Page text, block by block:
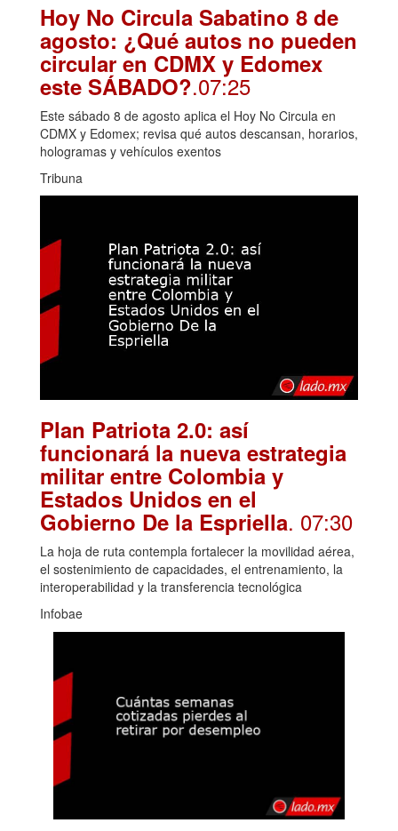
Hoy No Circula Sabatino 8 de
agosto: ¿Qué autos no pueden
circular en CDMX y Edomex
este SÁBADO?.07:25
Este sábado 8 de agosto aplica el Hoy No Circula en
CDMX y Edomex; revisa qué autos descansan, horarios,
hologramas y vehículos exentos
Tribuna
Plan Patriota 2.0: así
funcionará la nueva estrategia
militar entre Colombia y
Estados Unidos en el
Gobierno De la Espriella. 07:30
La hoja de ruta contempla fortalecer la movilidad aérea,
el sostenimiento de capacidades, el entrenamiento, la
interoperabilidad y la transferencia tecnológica
Infobae